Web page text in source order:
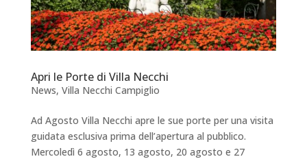
Apri le Porte di Villa Necchi
News, Villa Necchi Campiglio
Ad Agosto Villa Necchi apre le sue porte per una visita
guidata esclusiva prima dell’apertura al pubblico.
Mercoledì 6 agosto, 13 agosto, 20 agosto e 27